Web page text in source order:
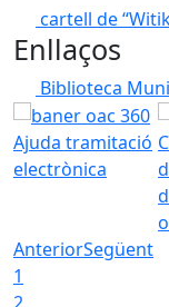
cartell de
Enllaços
Biblioteca
Ajuda tramitació
electrònica
AnteriorSegüent
1